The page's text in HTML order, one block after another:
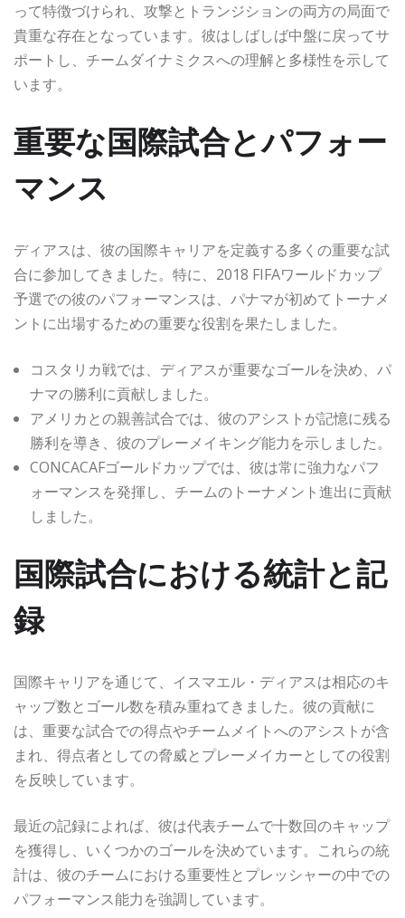
って特徴づけられ、攻撃とトランジションの両方の局面で
貴重な存在となっています。彼はしばしば中盤に戻ってサ
ポートし、チームダイナミクスへの理解と多様性を示して
います。
重要な国際試合とパフォー
マンス
ディアスは、彼の国際キャリアを定義する多くの重要な試
合に参加してきました。特に、2018 FIFAワールドカップ
予選での彼のパフォーマンスは、パナマが初めてトーナメ
ントに出場するための重要な役割を果たしました。
コスタリカ戦では、ディアスが重要なゴールを決め、パ
ナマの勝利に貢献しました。
アメリカとの親善試合では、彼のアシストが記憶に残る
勝利を導き、彼のプレーメイキング能力を示しました。
CONCACAFゴールドカップでは、彼は常に強力なパフ
ォーマンスを発揮し、チームのトーナメント進出に貢献
しました。
国際試合における統計と記
録
国際キャリアを通じて、イスマエル・ディアスは相応のキ
ャップ数とゴール数を積み重ねてきました。彼の貢献に
は、重要な試合での得点やチームメイトへのアシストが含
まれ、得点者としての脅威とプレーメイカーとしての役割
を反映しています。
最近の記録によれば、彼は代表チームで十数回のキャップ
を獲得し、いくつかのゴールを決めています。これらの統
計は、彼のチームにおける重要性とプレッシャーの中での
パフォーマンス能力を強調しています。